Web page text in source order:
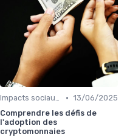
Impacts sociaux et économiques • 13/06/2025
Comprendre les défis de
l'adoption des
cryptomonnaies